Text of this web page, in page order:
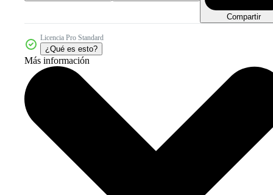
Compartir
Licencia Pro Standard
¿Qué es esto?
Más información